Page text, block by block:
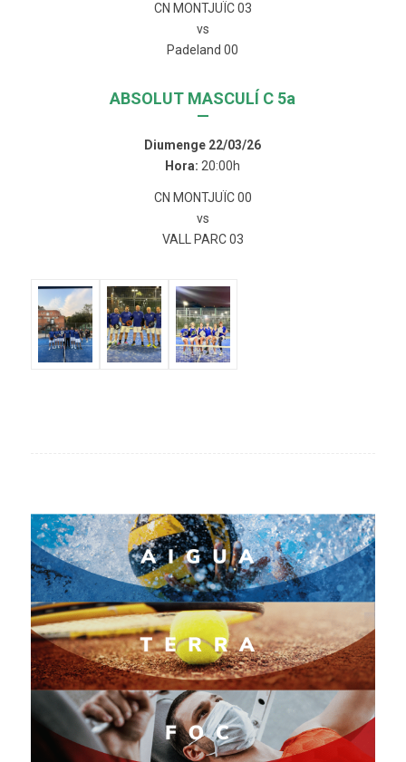
CN MONTJUÏC 03
vs
Padeland 00
ABSOLUT MASCULÍ C 5a
—
Diumenge 22/03/26
Hora: 20:00h
CN MONTJUÏC 00
vs
VALL PARC 03